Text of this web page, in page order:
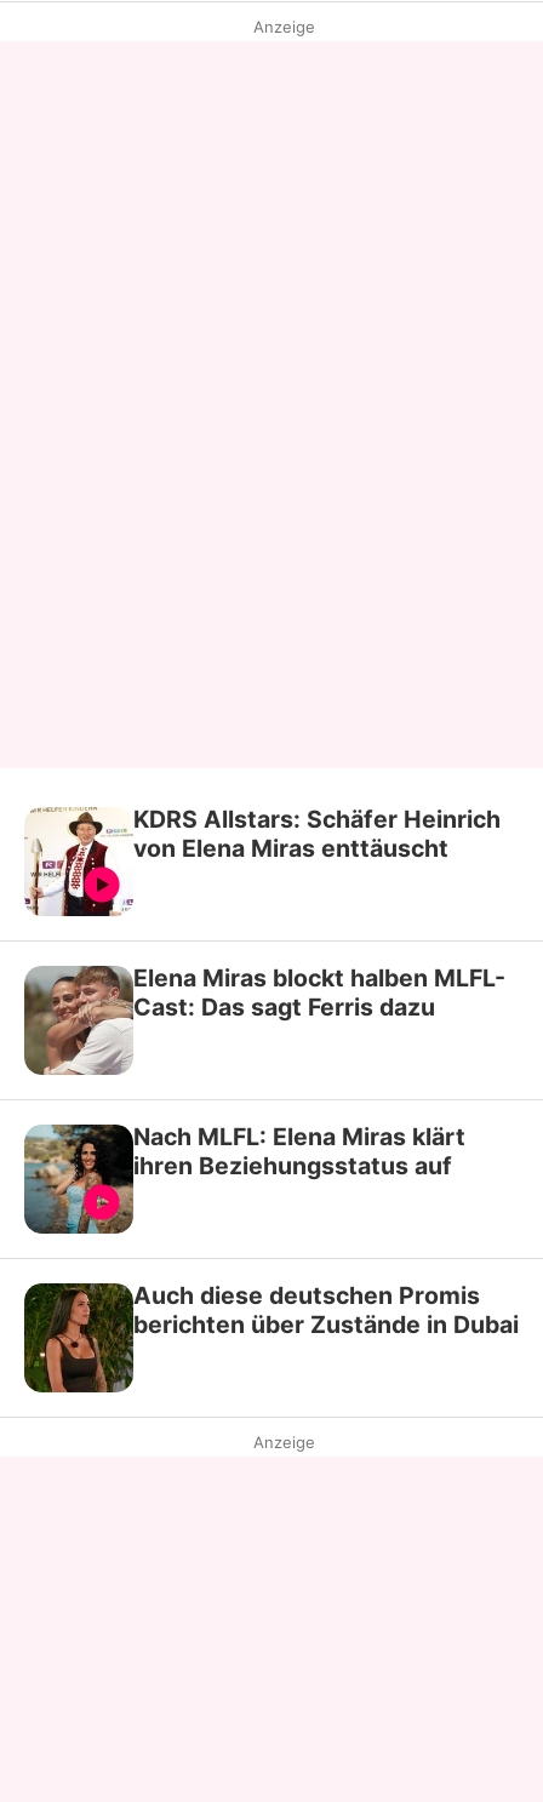
Anzeige
KDRS Allstars: Schäfer Heinrich
von Elena Miras enttäuscht
Elena Miras blockt halben MLFL-
Cast: Das sagt Ferris dazu
Nach MLFL: Elena Miras klärt
ihren Beziehungsstatus auf
Auch diese deutschen Promis
berichten über Zustände in Dubai
Anzeige